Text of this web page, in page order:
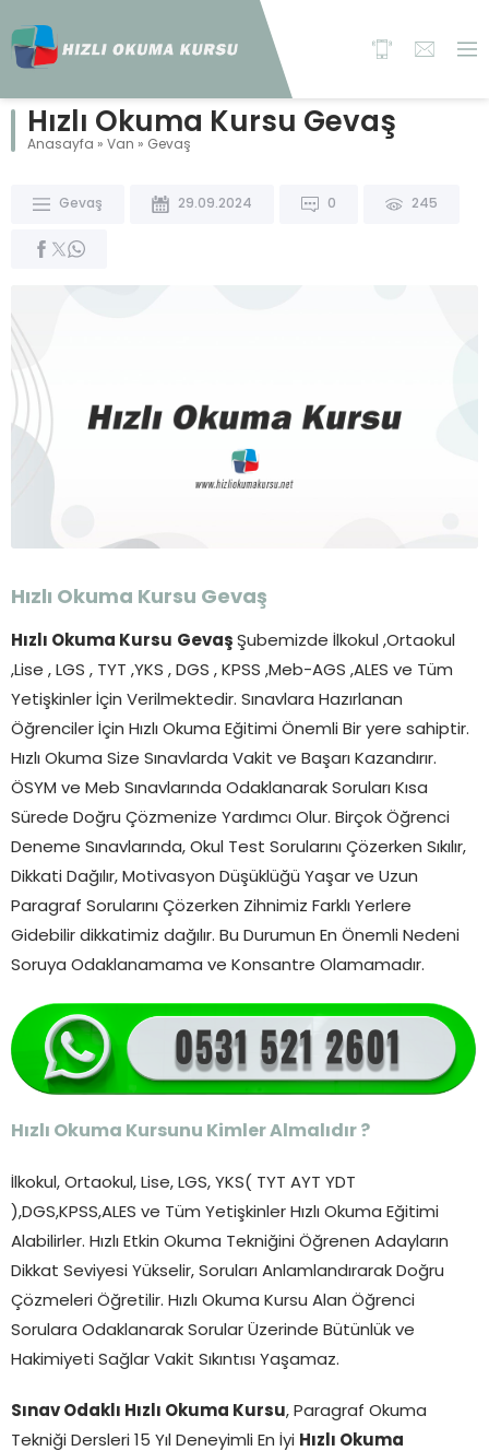
Hızlı Okuma Kursu Gevaş
Anasayfa » Van » Gevaş
Gevaş 29.09.2024 0 245
Hızlı Okuma Kursu Gevaş
Hızlı Okuma Kursu Gevaş Şubemizde İlkokul ,Ortaokul
,Lise , LGS , TYT ,YKS , DGS , KPSS ,Meb-AGS ,ALES ve Tüm
Yetişkinler İçin Verilmektedir. Sınavlara Hazırlanan
Öğrenciler İçin Hızlı Okuma Eğitimi Önemli Bir yere sahiptir.
Hızlı Okuma Size Sınavlarda Vakit ve Başarı Kazandırır.
ÖSYM ve Meb Sınavlarında Odaklanarak Soruları Kısa
Sürede Doğru Çözmenize Yardımcı Olur. Birçok Öğrenci
Deneme Sınavlarında, Okul Test Sorularını Çözerken Sıkılır,
Dikkati Dağılır, Motivasyon Düşüklüğü Yaşar ve Uzun
Paragraf Sorularını Çözerken Zihnimiz Farklı Yerlere
Gidebilir dikkatimiz dağılır. Bu Durumun En Önemli Nedeni
Soruya Odaklanamama ve Konsantre Olamamadır.
Hızlı Okuma Kursunu Kimler Almalıdır ?
İlkokul, Ortaokul, Lise, LGS, YKS( TYT AYT YDT
),DGS,KPSS,ALES ve Tüm Yetişkinler Hızlı Okuma Eğitimi
Alabilirler. Hızlı Etkin Okuma Tekniğini Öğrenen Adayların
Dikkat Seviyesi Yükselir, Soruları Anlamlandırarak Doğru
Çözmeleri Öğretilir. Hızlı Okuma Kursu Alan Öğrenci
Sorulara Odaklanarak Sorular Üzerinde Bütünlük ve
Hakimiyeti Sağlar Vakit Sıkıntısı Yaşamaz.
Sınav Odaklı Hızlı Okuma Kursu , Paragraf Okuma
Tekniği Dersleri 15 Yıl Deneyimli En İyi Hızlı Okuma